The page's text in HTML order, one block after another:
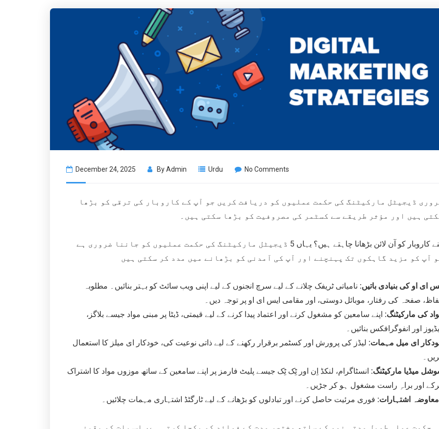
December 24, 2025 ByAdmin Urdu No Comments
ڈیجیٹل مارکیٹنگ کی حکمت عملیوں کو دریافت کریں جو آپ کے کاروبار کی ترقی کو بڑھا
ہیں اور مؤثر طریقے سے کسٹمر کی مصروفیت کو بڑھا سکتی ہیں۔
اپنے کاروبار کو آن لائن بڑھانا چاہتے ہیں؟ یہاں 5 ڈیجیٹل مارکیٹنگ کی حکمت عملیوں کو جاننا ضروری ہے
آپ کو مزید گاہکوں تک پہنچنے اور آپ کی آمدنی کو بڑھانے میں مدد کر سکتی ہیں
ای او کی بنیادی باتیں: نامیاتی ٹریفک چلانے کے لیے سرچ انجنوں کے لیے اپنی ویب سائٹ کو بہتر بنائیں۔ مطلوبہ
صفحہ کی رفتار، موبائل دوستی، اور مقامی ایس ای او پر توجہ دیں۔
کی مارکیٹنگ: اپنے سامعین کو مشغول کرنے اور اعتماد پیدا کرنے کے لیے قیمتی، ڈیٹا پر مبنی مواد جیسے بلاگز،
اور انفوگرافکس بنائیں۔
ای میل مہمات: لیڈز کی پرورش اور کسٹمر برقرار رکھنے کے لیے ذاتی نوعیت کی، خودکار ای میلز کا استعمال
میڈیا مارکیٹنگ: انسٹاگرام، لنکڈ اِن اور ٹِک ٹِک جیسے پلیٹ فارمز پر اپنے سامعین کے ساتھ موزوں مواد کا اشتراک
اور براہِ راست مشغول ہو کر جڑیں۔
اشتہارات: فوری مرئیت حاصل کرنے اور تبادلوں کو بڑھانے کے لیے ٹارگٹڈ اشتہاری مہمات چلائیں۔